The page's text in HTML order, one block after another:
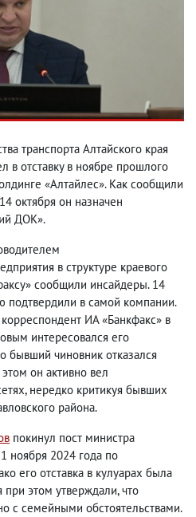
транспорта Алтайского края
в отставку в ноябре прошлого
«Алтайлес». Как сообщили
октября он назначен
ДОК».
в структуре краевого
сообщили инсайдеры. 14
в самой компании.
ИА «Банкфакс» в
интересовался его
бывший чиновник отказался
он активно вел
нередко критикуя бывших
района.
покинул пост министра
ноября 2024 года по
его отставка в кулуарах была
этом утверждали, что
с семейными обстоятельствами.